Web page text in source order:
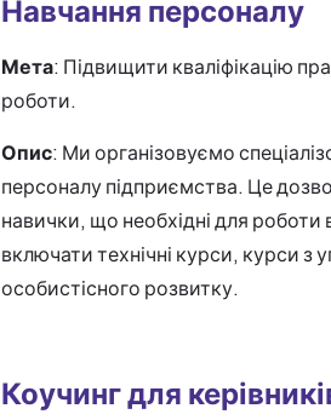
Навчання персоналу
Мета: Підвищити кваліфікацію
роботи.
Опис: Ми організовуємо
персоналу підприємства. Це
навички, що необхідні для
включати технічні курси, курси з
особистісного розвитку.
Коучинг для